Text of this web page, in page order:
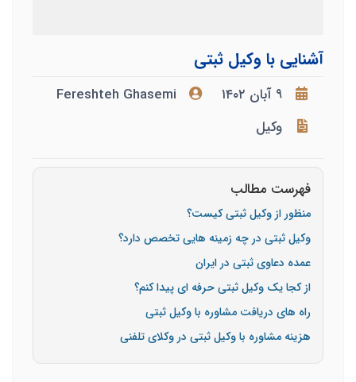
آشنایی با وکیل ثبتی
۹ آبان ۱۴۰۲
Fereshteh Ghasemi
وکیل
فهرست مطالب
منظور از وکیل ثبتی کیست؟
وکیل ثبتی در چه زمینه هایی تخصص دارد؟
عمده دعاوی ثبتی در ایران
از کجا یک وکیل ثبتی حرفه ای پیدا کنم؟
راه های دریافت مشاوره با وکیل ثبتی
هزینه مشاوره با وکیل ثبتی در وکلای تلفنی